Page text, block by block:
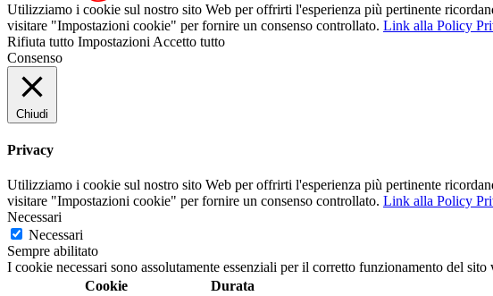
Utilizziamo i cookie sul nostro sito Web per offrirti l'esperienza più pertinente
visitare "Impostazioni cookie" per fornire un consenso controllato. Link alla Policy
Rifiuta tutto Impostazioni Accetto tutto
Consenso
Chiudi
Privacy
Utilizziamo i cookie sul nostro sito Web per offrirti l'esperienza più pertinente
visitare "Impostazioni cookie" per fornire un consenso controllato. Link alla Policy
Necessari
Necessari
Sempre abilitato
I cookie necessari sono assolutamente essenziali per il corretto funzionamento del
Cookie
Durata